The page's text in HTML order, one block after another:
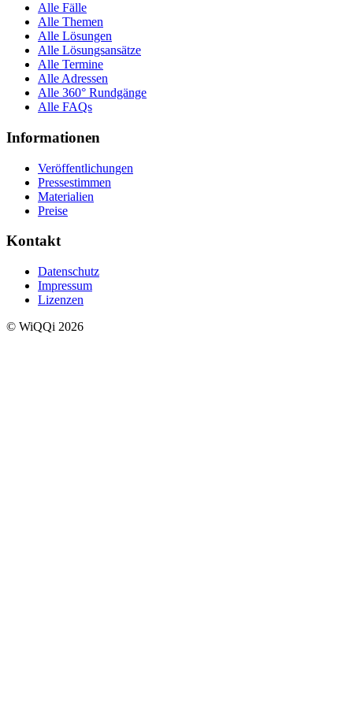
Alle Fälle
Alle Themen
Alle Lösungen
Alle Lösungsansätze
Alle Termine
Alle Adressen
Alle 360° Rundgänge
Alle FAQs
Informationen
Veröffentlichungen
Pressestimmen
Materialien
Preise
Kontakt
Datenschutz
Impressum
Lizenzen
© WiQQi 2026